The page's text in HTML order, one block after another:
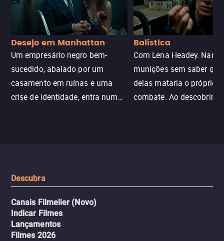
Desejo em Manhattan
Um empresário negro bem-
sucedido, abalado por um
casamento em ruínas e uma
crise de identidade, entra num
Balística
Com Lena Headey.
munições sem saber
delas mataria o próprio
combate. Ao descobrir a
Descubra
Canais Filmelier (Novo)
Indicar Filmes
Lançamentos
Filmes 2026